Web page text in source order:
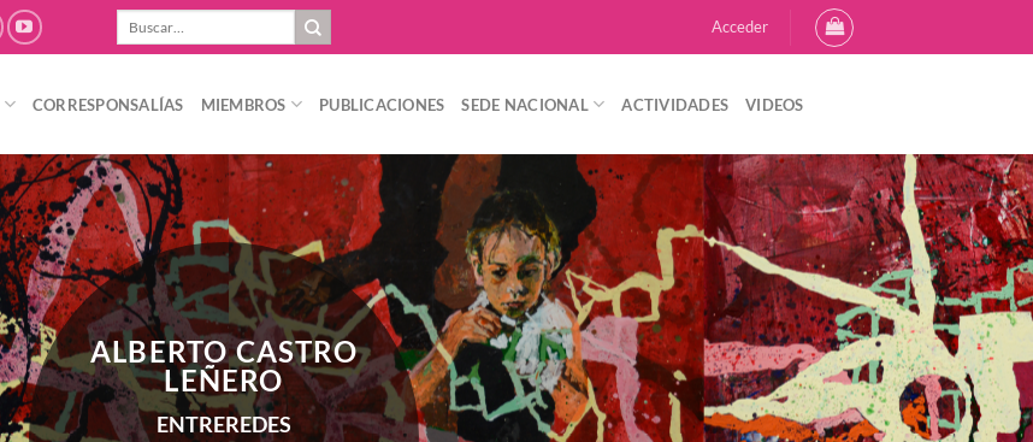
Acceder
CORRESPONSALÍAS MIEMBROS PUBLICACIONES SEDE NACIONAL ACTIVIDADES VIDEOS
ALBERTO CASTRO
LEÑERO
ENTREREDES